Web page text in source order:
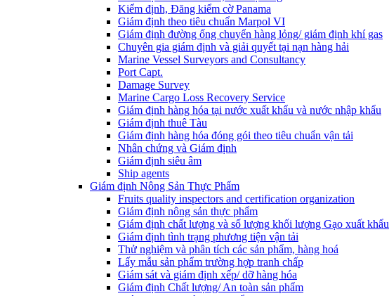
Kiểm định, Đăng kiểm cờ Panama
Giám định theo tiêu chuẩn Marpol VI
Giám định đường ống chuyển hàng lỏng/ giám định khí gas
Chuyên gia giám định và giải quyết tại nạn hàng hải
Marine Vessel Surveyors and Consultancy
Port Capt.
Damage Survey
Marine Cargo Loss Recovery Service
Giám định hàng hóa tại nước xuất khẩu và nước nhập khẩu
Giám định thuê Tàu
Giám định hàng hóa đóng gói theo tiêu chuẩn vận tải
Nhân chứng và Giám định
Giám định siêu âm
Ship agents
Giám định Nông Sản Thực Phẩm
Fruits quality inspectors and certification organization
Giám định nông sản thực phẩm
Giám định chất lượng và số lượng khối lượng Gạo xuất khẩu
Giám định tình trạng phương tiện vận tải
Thử nghiệm và phân tích các sản phẩm, hàng hoá
Lấy mẫu sản phẩm trường hợp tranh chấp
Giám sát và giám định xếp/ dỡ hàng hóa
Giám định Chất lượng/ An toàn sản phẩm